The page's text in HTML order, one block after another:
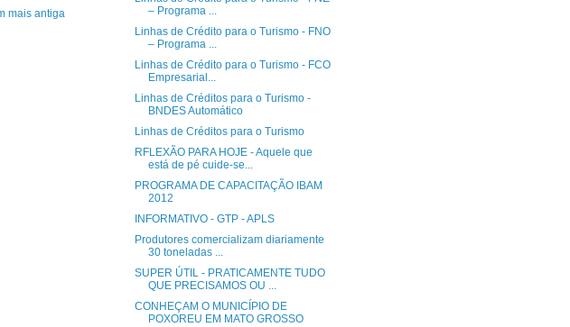
mais antiga
– Programa ...
Linhas de Crédito para o Turismo - FNO
– Programa ...
Linhas de Crédito para o Turismo - FCO
Empresarial...
Linhas de Créditos para o Turismo -
BNDES Automático
Linhas de Créditos para o Turismo
RFLEXÃO PARA HOJE - Aquele que
está de pé cuide-se...
PROGRAMA DE CAPACITAÇÃO IBAM
2012
INFORMATIVO - GTP - APLS
Produtores comercializam diariamente
30 toneladas ...
SUPER ÚTIL - PRATICAMENTE TUDO
QUE PRECISAMOS OU ...
CONHEÇAM O MUNICÍPIO DE
POXOREU EM MATO GROSSO